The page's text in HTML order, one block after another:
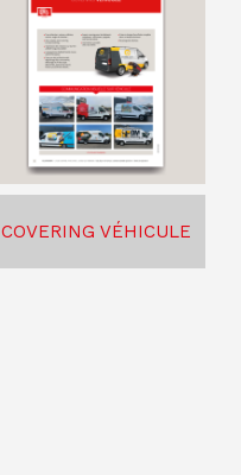
COVERING VÉHICULE